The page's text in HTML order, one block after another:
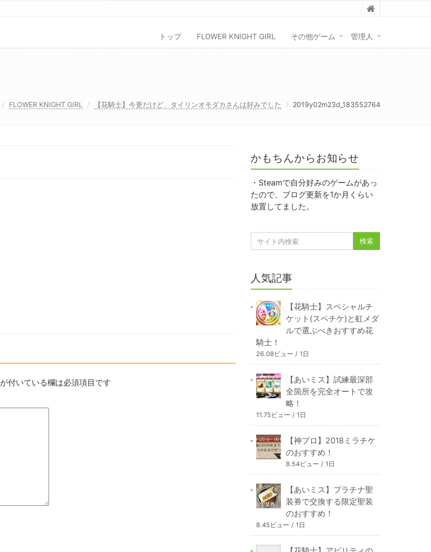
トップ FLOWER KNIGHT GIRL その他ゲーム 管理人
FLOWER KNIGHT GIRL 【花騎士】今更だけど、タイリンオモダカさんは好みでした 2019y02m23d_183552764
が付いている欄は必須項目です
かもちんからお知らせ
・Steamで自分好みのゲームがあっ
たので、ブログ更新を1か月くらい
放置してました。
人気記事
【花騎士】スペシャルチ
ケット(スペチケ)と虹メダ
ルで選ぶべきおすすめ花
騎士！
26.08ビュー / 1日
【あいミス】試練最深部
全箇所を完全オートで攻
略！
11.75ビュー / 1日
【神プロ】2018ミラチケ
のおすすめ！
8.54ビュー / 1日
【あいミス】プラチナ聖
装券で交換する限定聖装
のおすすめ！
8.45ビュー / 1日